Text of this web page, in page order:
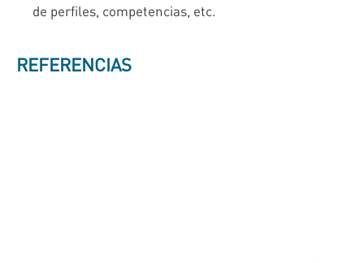
de perfiles, competencias, etc.
REFERENCIAS